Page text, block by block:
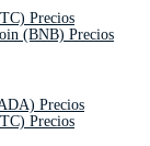
Precios
Precios
(BNB) Precios
Precios